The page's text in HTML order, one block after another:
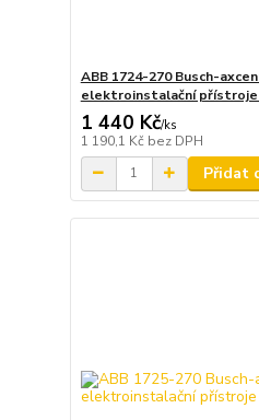
ABB 1724-270 Busch-
elektroinstalační přístroje
1 440 Kč/ks
1 190,1 Kč bez DPH
Přidat